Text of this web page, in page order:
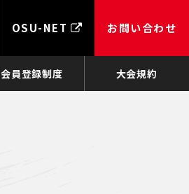
OSU-NET お問い合わせ
会員登録制度 大会規約